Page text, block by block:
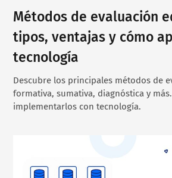
Métodos de evaluación
tipos, ventajas y cómo
tecnología
Descubre los principales métodos de
formativa, sumativa, diagnóstica y
implementarlos con tecnología.